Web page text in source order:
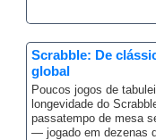
Scrabble: De
global
Poucos jogos de
longevidade do
passatempo de mesa
— jogado em dezenas